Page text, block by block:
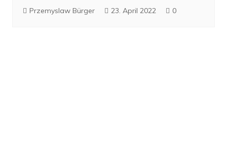
Przemyslaw Bürger 23. April 2022 0